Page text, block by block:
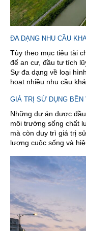
ĐA DẠNG NHU CẦU
Tùy theo mục tiêu tài
để an cư, đầu tư tích
Sự đa dạng về loại
hoạt nhiều nhu cầu
GIÁ TRỊ SỬ DỤNG BỀN
Những dự án được
môi trường sống chất
mà còn duy trì giá trị
lượng cuộc sống và